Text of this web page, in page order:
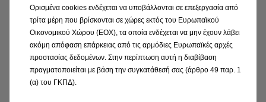
Ορισμένα cookies ενδέχεται να υποβάλλονται σε επεξεργασία από
τρίτα μέρη που βρίσκονται σε χώρες εκτός του Ευρωπαϊκού
Οικονομικού Χώρου (ΕΟΧ), τα οποία ενδέχεται να μην έχουν λάβει
ακόμη απόφαση επάρκειας από τις αρμόδιες Ευρωπαϊκές αρχές
προστασίας δεδομένων. Στην περίπτωση αυτή η διαβίβαση
πραγματοποιείται με βάση την συγκατάθεσή σας (άρθρο 49 παρ. 1
(α) του ΓΚΠΔ).